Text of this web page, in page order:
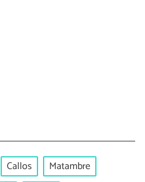
Callos
Matambre